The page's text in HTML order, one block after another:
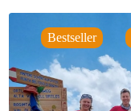
Bestseller